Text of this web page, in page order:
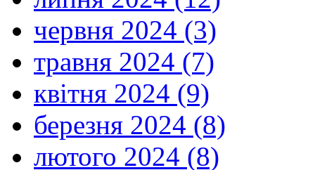
червня 2024 (3)
травня 2024 (7)
квітня 2024 (9)
березня 2024 (8)
лютого 2024 (8)